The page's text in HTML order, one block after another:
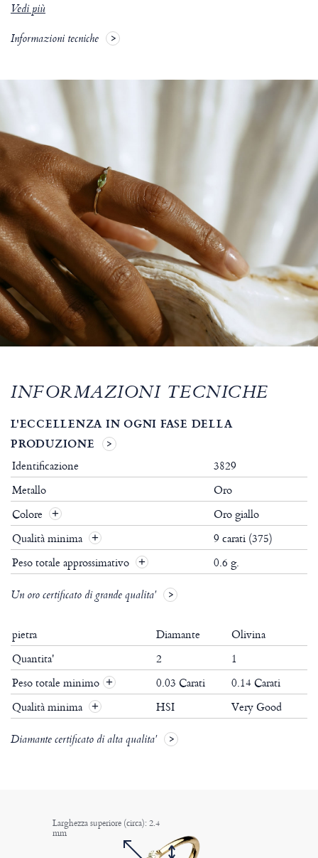
Vedi più
Informazioni tecniche
INFORMAZIONI TECNICHE
L'ECCELLENZA IN OGNI FASE DELLA
PRODUZIONE
Identificazione
3829
Metallo
Oro
Colore
Oro giallo
Qualità minima
9 carati (375)
Peso totale approssimativo
0.6 g.
Un oro certificato di grande qualita'
pietra Diamante
Olivina
Quantita'
2
1
Peso totale minimo + 0.03 Carati
0.14 Carati
Qualità minima + HSI Very Good
Diamante certificato di alta qualita'
Larghezza superiore (circa): 2.4
mm